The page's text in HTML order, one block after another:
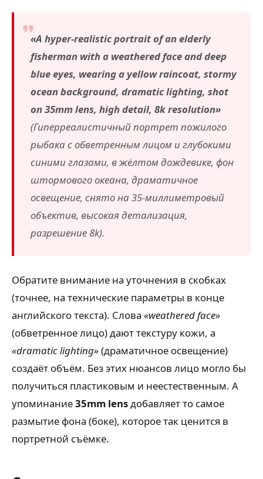
«A hyper-realistic portrait of an elderly
fisherman with a weathered face and deep
blue eyes, wearing a yellow raincoat, stormy
ocean background, dramatic lighting, shot
on 35mm lens, high detail, 8k resolution»
(Гиперреалистичный портрет пожилого
рыбака с обветренным лицом и глубокими
синими глазами, в жёлтом дождевике, фон
штормового океана, драматичное
освещение, снято на 35-миллиметровый
объектив, высокая детализация,
разрешение 8k).
Обратите внимание на уточнения в скобках
(точнее, на технические параметры в конце
английского текста). Слова «weathered face»
(обветренное лицо) дают текстуру кожи, а
«dramatic lighting»(драматичное освещение)
создаёт объём. Без этих нюансов лицо могло бы
получиться пластиковым и неестественным. А
упоминание35mm lensдобавляет то самое
размытие фона (боке), которое так ценится в
портретной съёмке.